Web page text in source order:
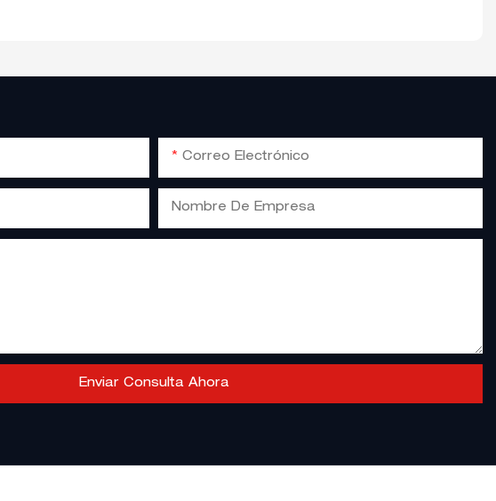
Correo Electrónico
Nombre De Empresa
Enviar Consulta Ahora